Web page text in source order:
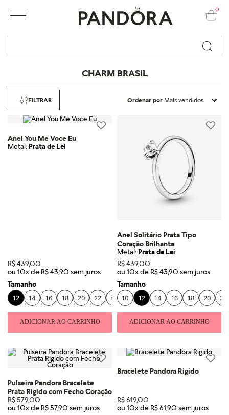
0
Busque por nome ou código...
CHARM BRASIL
FILTRAR Ordenar por Mais vendidos
Anel You Me Voce Eu
Metal:Prata de Lei
R$439,00
ou 10x de R$43,90
Tamanho
12 14 16 18 20 22 48
ADICIONAR AO CARRINHO
Anel Solitário Prata Tipo
Coração Brilhante
Metal:Prata de Lei
R$439,00
ou 10x de R$43,90
Tamanho
10 12 14 16 18 20 22
ADICIONAR AO CARRINHO
Pulseira Pandora Bracelete
Prata Rigido com Fecho Coração
R$579,00
ou 10x de R$57,90
Bracelete Pandora Rigido
R$619,00
ou 10x de R$61,90